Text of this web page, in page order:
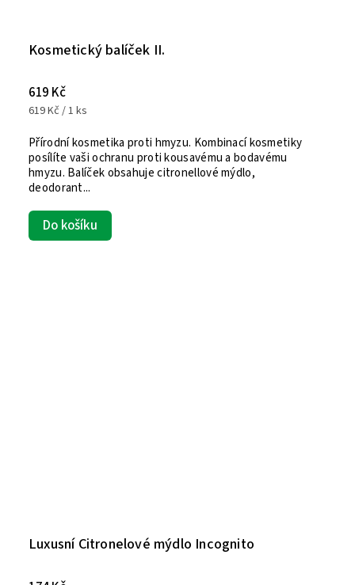
Kosmetický balíček II.
619 Kč
619 Kč / 1 ks
Do košíku
Přírodní kosmetika proti hmyzu. Kombinací kosmetiky
posílíte vaši ochranu proti kousavému a bodavému
hmyzu. Balíček obsahuje citronellové mýdlo,
deodorant...
Luxusní Citronelové mýdlo Incognito